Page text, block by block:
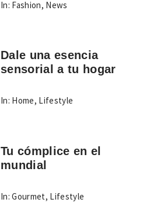
In: Fashion, News
Dale una esencia
sensorial a tu hogar
In: Home, Lifestyle
Tu cómplice en el
mundial
In: Gourmet, Lifestyle